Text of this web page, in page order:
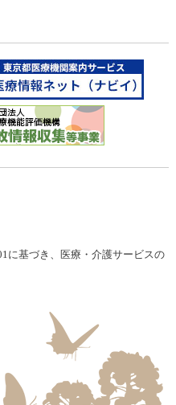
に基づき、医療・介護サービスの